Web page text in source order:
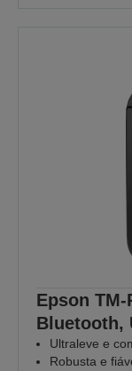
Epson
Bluetooth,
Ultraleve e
Robusta e